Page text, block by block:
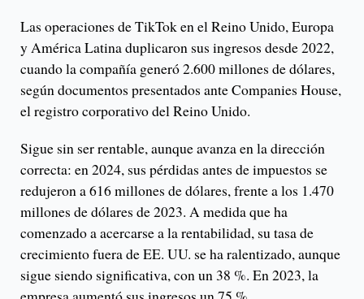
Las operaciones de TikTok en el Reino Unido, Europa
y América Latina duplicaron sus ingresos desde 2022,
cuando la compañía generó 2.600 millones de dólares,
según documentos presentados ante Companies House,
el registro corporativo del Reino Unido.
Sigue sin ser rentable, aunque avanza en la dirección
correcta: en 2024, sus pérdidas antes de impuestos se
redujeron a 616 millones de dólares, frente a los 1.470
millones de dólares de 2023. A medida que ha
comenzado a acercarse a la rentabilidad, su tasa de
crecimiento fuera de EE. UU. se ha ralentizado, aunque
sigue siendo significativa, con un 38 %. En 2023, la